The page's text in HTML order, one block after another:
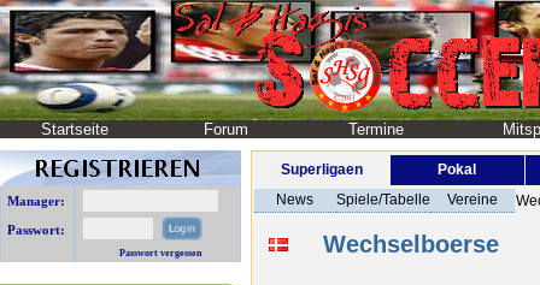
Startseite Forum Termine
Manager:
Passwort:
Passwort vergessen
Superligaen
Pokal
News
Spiele/Tabelle Vereine
Wechselboerse